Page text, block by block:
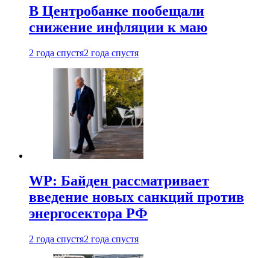
В Центробанке пообещали
снижение инфляции к маю
2 года спустя2 года спустя
WP: Байден рассматривает
введение новых санкций против
энергосектора РФ
2 года спустя2 года спустя